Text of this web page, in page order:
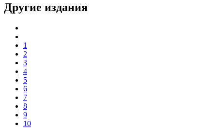
Другие издания
1
2
3
4
5
6
7
8
9
10